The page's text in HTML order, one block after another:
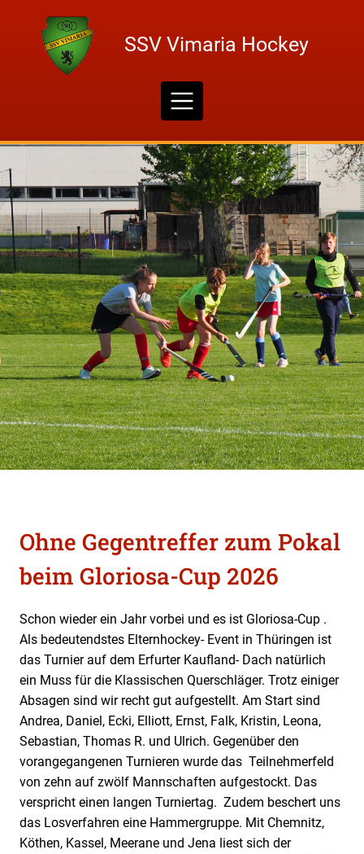
SSV Vimaria Hockey
Ohne Gegentreffer zum Pokal
beim Gloriosa-Cup 2026
Schon wieder ein Jahr vorbei und es ist Gloriosa-Cup .
Als bedeutendstes Elternhockey- Event in Thüringen ist
das Turnier auf dem Erfurter Kaufland- Dach natürlich
ein Muss für die Klassischen Querschläger. Trotz einiger
Absagen sind wir recht gut aufgestellt. Am Start sind
Andrea, Daniel, Ecki, Elliott, Ernst, Falk, Kristin, Leona,
Sebastian, Thomas R. und Ulrich. Gegenüber den
vorangegangenen Turnieren wurde das Teilnehmerfeld
von zehn auf zwölf Mannschaften aufgestockt. Das
verspricht einen langen Turniertag. Zudem beschert uns
das Losverfahren eine Hammergruppe. Mit Chemnitz,
Köthen, Kassel, Meerane und Jena liest sich der